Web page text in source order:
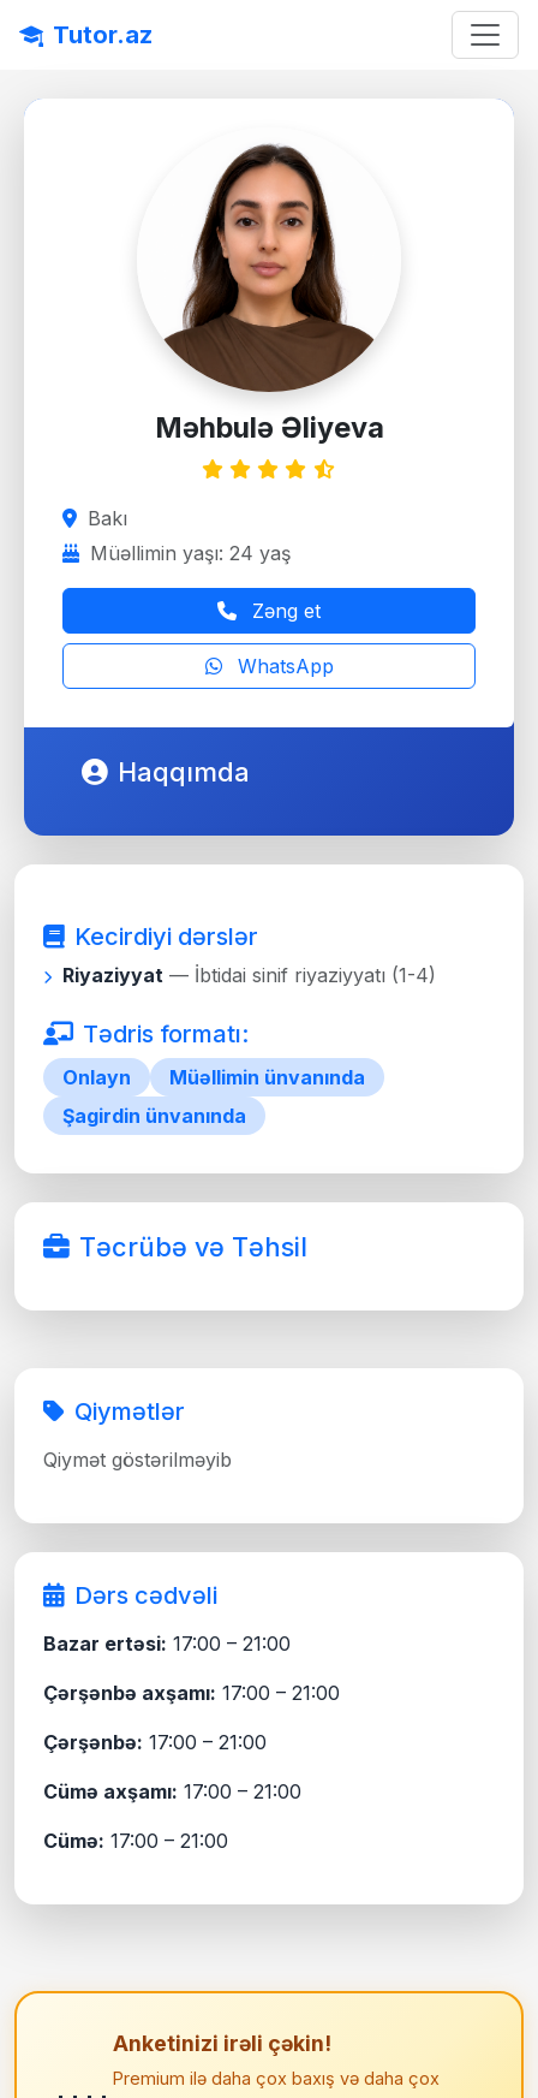
Tutor.az
Məhbulə Əliyeva
Bakı
Müəllimin yaşı: 24 yaş
Zəng et
WhatsApp
Haqqımda
Kecirdiyi dərslər
Riyaziyyat — İbtidai sinif riyaziyyatı (1-4)
Tədris formatı:
Onlayn
Müəllimin ünvanında
Şagirdin ünvanında
Təcrübə və Təhsil
Qiymətlər
Qiymət göstərilməyib
Dərs cədvəli
Bazar ertəsi: 17:00 – 21:00
Çərşənbə axşamı: 17:00 – 21:00
Çərşənbə: 17:00 – 21:00
Cümə axşamı: 17:00 – 21:00
Cümə: 17:00 – 21:00
Anketinizi irəli çəkin!
Premium ilə daha çox baxış və daha çox